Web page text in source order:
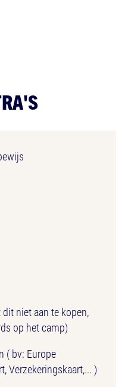
niet aan te kopen,
op het camp)
( bv: Europe
Verzekeringskaart,... )